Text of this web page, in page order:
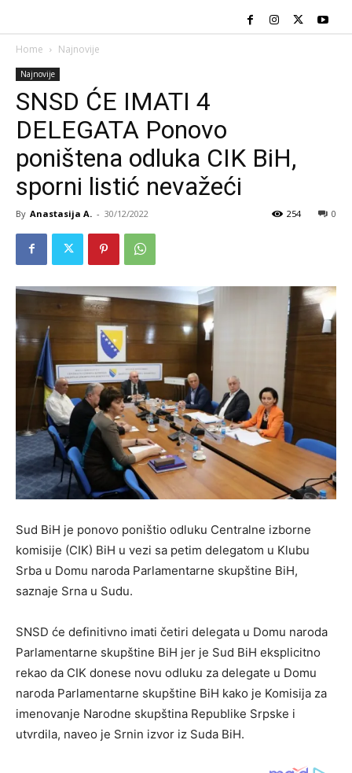
Home Najnovije
Najnovije
SNSD ĆE IMATI 4
DELEGATA Ponovo
poništena odluka CIK BiH,
sporni listić nevažeći
By Anastasija A. - 30/12/2022 0
254
Sud BiH je ponovo poništio odluku Centralne izborne
komisije (CIK) BiH u vezi sa petim delegatom u Klubu
Srba u Domu naroda Parlamentarne skupštine BiH,
saznaje Srna u Sudu.
SNSD će definitivno imati četiri delegata u Domu naroda
Parlamentarne skupštine BiH jer je Sud BiH eksplicitno
rekao da CIK donese novu odluku za delegate u Domu
naroda Parlamentarne skupštine BiH kako je Komisija za
imenovanje Narodne skupština Republike Srpske i
utvrdila, naveo je Srnin izvor iz Suda BiH.